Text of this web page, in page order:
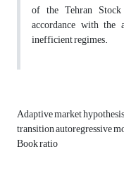
of the Tehran
accordance with the
inefficient regimes.
Adaptive market hypothesis
transition autoregressive
Book ratio